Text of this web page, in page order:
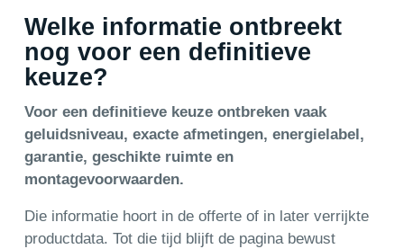
Welke informatie ontbreekt
nog voor een definitieve
keuze?
Voor een definitieve keuze ontbreken vaak
geluidsniveau, exacte afmetingen, energielabel,
garantie, geschikte ruimte en
montagevoorwaarden.
Die informatie hoort in de offerte of in later verrijkte
productdata. Tot die tijd blijft de pagina bewust